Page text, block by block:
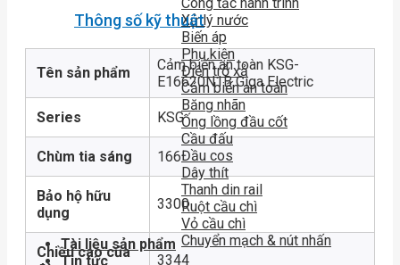
Xử lý nước
Biến áp
Phụ kiện
Điện trở xả
Cảm biến an toàn
Băng nhãn
Ống lồng đầu cốt
Cầu đấu
Đầu cos
Dây thít
Thanh din rail
Ruột cầu chì
Vỏ cầu chì
Chuyển mạch & nút nhấn
Tài liệu sản phẩm
Tin tức
Thông số kỹ thuật
Tên sản phẩm
Cảm biến an toàn KSG-
E16620N1B Giga Electric
Series KSG
Chùm tia sáng 166
Bảo hộ hữu
dụng
3300
Chiều cao của
3344